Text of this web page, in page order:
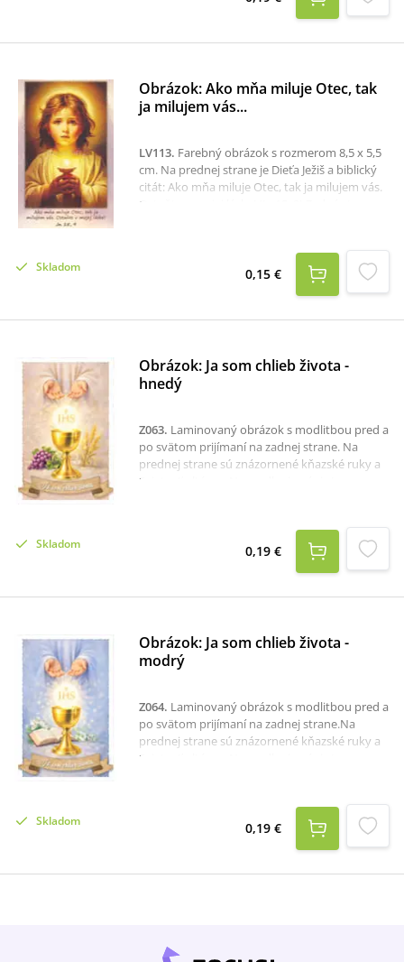
Obrázok: Ako mňa miluje Otec, tak
ja milujem vás...
LV113. Farebný obrázok s rozmerom 8,5 x 5,5
cm. Na prednej strane je Dieťa Ježiš a biblický
citát: Ako mňa miluje Otec, tak ja milujem vás.
Ostaňte v mojej láske! (Jn 15, 9) Zadná strana
Skladom 0,15 €
Obrázok: Ja som chlieb života -
hnedý
Z063. Laminovaný obrázok s modlitbou pred a
po svätom prijímaní na zadnej strane. Na
prednej strane sú znázornené kňazské ruky a
Sviatosť oltárna. Naspodku je nápis Ja som
Skladom 0,19 €
Obrázok: Ja som chlieb života -
modrý
Z064. Laminovaný obrázok s modlitbou pred a
po svätom prijímaní na zadnej strane.Na
prednej strane sú znázornené kňazské ruky a
Sviatosť oltárna. Naspodku je nápis Ja som
Skladom 0,19 €